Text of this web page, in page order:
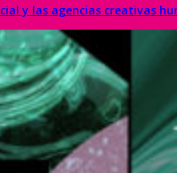
y las agencias creativas